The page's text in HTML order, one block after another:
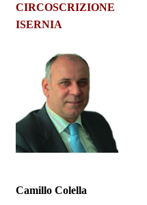
CIRCOSCRIZIONE
ISERNIA
Camillo Colella